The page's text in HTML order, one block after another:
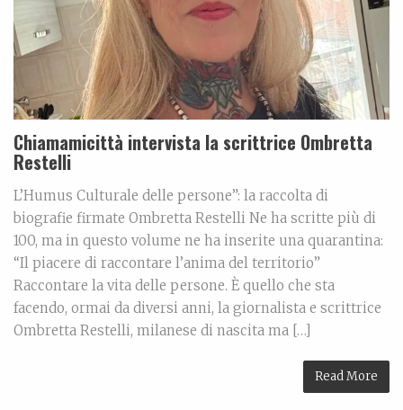
Chiamamicittà intervista la scrittrice Ombretta
Restelli
L’Humus Culturale delle persone”: la raccolta di
biografie firmate Ombretta Restelli Ne ha scritte più di
100, ma in questo volume ne ha inserite una quarantina:
“Il piacere di raccontare l’anima del territorio”
Raccontare la vita delle persone. È quello che sta
facendo, ormai da diversi anni, la giornalista e scrittrice
Ombretta Restelli, milanese di nascita ma […]
Read More